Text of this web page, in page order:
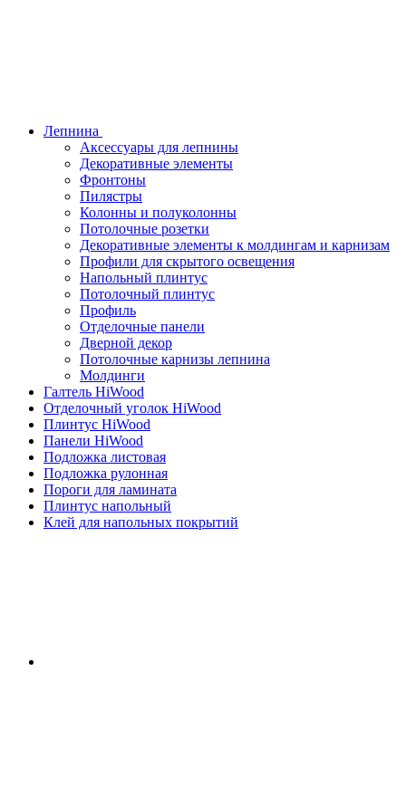
Лепнина
Аксессуары для лепнины
Декоративные элементы
Фронтоны
Пилястры
Колонны и полуколонны
Потолочные розетки
Декоративные элементы к молдингам и карнизам
Профили для скрытого освещения
Напольный плинтус
Потолочный плинтус
Профиль
Отделочные панели
Дверной декор
Потолочные карнизы лепнина
Молдинги
Галтель HiWood
Отделочный уголок HiWood
Плинтус HiWood
Панели HiWood
Подложка листовая
Подложка рулонная
Пороги для ламината
Плинтус напольный
Клей для напольных покрытий